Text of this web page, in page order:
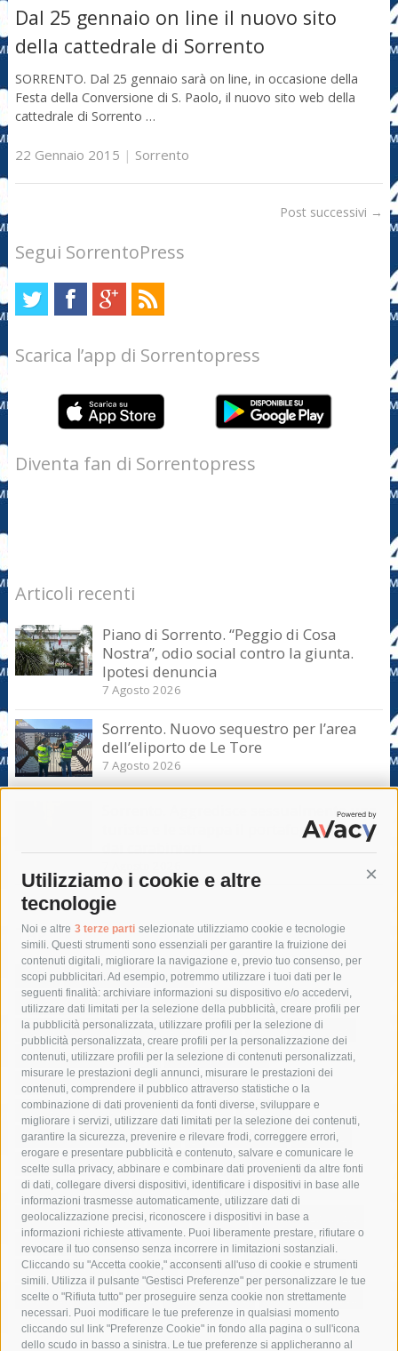
Utilizziamo i cookie e altre
tecnologie
Noi e altre 3 terze parti selezionate utilizziamo cookie e tecnologie
simili. Questi strumenti sono essenziali per garantire la fruizione dei
contenuti digitali, migliorare la navigazione e, previo tuo consenso, per
scopi pubblicitari. Ad esempio, potremmo utilizzare i tuoi dati per le
seguenti finalità: archiviare informazioni su dispositivo e/o accedervi,
utilizzare dati limitati per la selezione della pubblicità, creare profili per
la pubblicità personalizzata, utilizzare profili per la selezione di
pubblicità personalizzata, creare profili per la personalizzazione dei
contenuti, utilizzare profili per la selezione di contenuti personalizzati,
misurare le prestazioni degli annunci, misurare le prestazioni dei
contenuti, comprendere il pubblico attraverso statistiche o la
combinazione di dati provenienti da fonti diverse, sviluppare e
migliorare i servizi, utilizzare dati limitati per la selezione dei contenuti,
garantire la sicurezza, prevenire e rilevare frodi, correggere errori,
erogare e presentare pubblicità e contenuto, salvare e comunicare le
scelte sulla privacy, abbinare e combinare dati provenienti da altre fonti
di dati, collegare diversi dispositivi, identificare i dispositivi in base alle
informazioni trasmesse automaticamente, utilizzare dati di
geolocalizzazione precisi, riconoscere i dispositivi in base a
informazioni richieste attivamente. Puoi liberamente prestare, rifiutare o
revocare il tuo consenso senza incorrere in limitazioni sostanziali.
Cliccando su "Accetta cookie," acconsenti all'uso di cookie e strumenti
simili. Utilizza il pulsante "Gestisci Preferenze" per personalizzare le tue
scelte o "Rifiuta tutto" per proseguire senza cookie non strettamente
necessari. Puoi modificare le tue preferenze in qualsiasi momento
cliccando sul link "Preferenze Cookie" in fondo alla pagina o sull'icona
dello scudo in basso a sinistra. Le tue preferenze si applicheranno al
Dal 25 gennaio on line il nuovo sito
della cattedrale di Sorrento
SORRENTO. Dal 25 gennaio sarà on line, in occasione della
Festa della Conversione di S. Paolo, il nuovo sito web della
cattedrale di Sorrento …
22 Gennaio 2015 | Sorrento
Post successivi →
Segui SorrentoPress
Scarica l’app di Sorrentopress
Diventa fan di Sorrentopress
Articoli recenti
Piano di Sorrento. “Peggio di Cosa
Nostra”, odio social contro la giunta.
Ipotesi denuncia
7 Agosto 2026
Sorrento. Nuovo sequestro per l’area
dell’eliporto de Le Tore
7 Agosto 2026
Sorrento. Aggredisce sessualmente una
turista e le strappa il portafogli, fermato
dai carabinieri
Tag
acqua allerta meteo
anas
area marina protetta di punta campanella
arresto
Asl Napoli 3 sud
capitaneria di porto capri
carabinieri
castellammare di stabia
circumvesuviana
comune di sorrento
concerto
contagi
costiera amalfitana
covid-19 eav
elezioni
fondazione sorrento
gori guardia costiera
incidente
lavori
lorenzo balducelli mare
massa lubrense
massimo coppola
Meta napoli
ordinanza
penisola sorrentina
piano di sorrento
polizia municipale
protezione civile
Regione Campania
sant'agnello
sindaco cuomo
sorrento studenti temporali
treni
turismo
Vico Equense villa fiorentino vincenzo de luca